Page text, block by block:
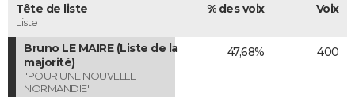
Tête de liste
Liste
% des voix Voix
Bruno LE MAIRE (Liste de la
majorité)
"POUR UNE NOUVELLE
NORMANDIE"
47,68% 400